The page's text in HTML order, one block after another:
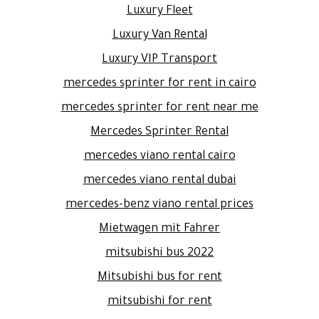
Luxury Fleet
Luxury Van Rental
Luxury VIP Transport
mercedes sprinter for rent in cairo
mercedes sprinter for rent near me
Mercedes Sprinter Rental
mercedes viano rental cairo
mercedes viano rental dubai
mercedes-benz viano rental prices
Mietwagen mit Fahrer
mitsubishi bus 2022
Mitsubishi bus for rent
mitsubishi for rent